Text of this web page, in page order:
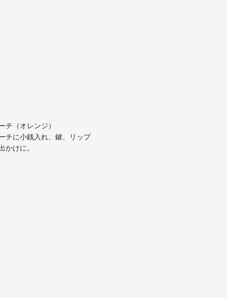
（オレンジ）
チに小銭入れ、鍵、リップ
けに。